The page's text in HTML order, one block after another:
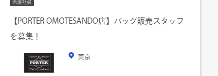
エリア
派遣社員
【PORTER OMOTESANDO店】バッグ販売スタッフ
を募集！
東京